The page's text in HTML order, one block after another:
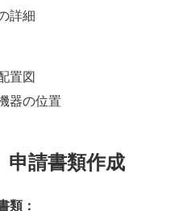
詳細
置図
器の位置
申請書類作成
類：